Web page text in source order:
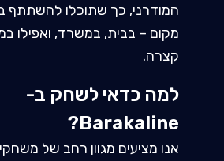
המודרני, כך שתוכלו להשתתף
מקום – בבית, במשרד, ואפילו
קצרה.
למה כדאי לשחק ב-
Barakaline?
אנו מציעים מגוון רחב של